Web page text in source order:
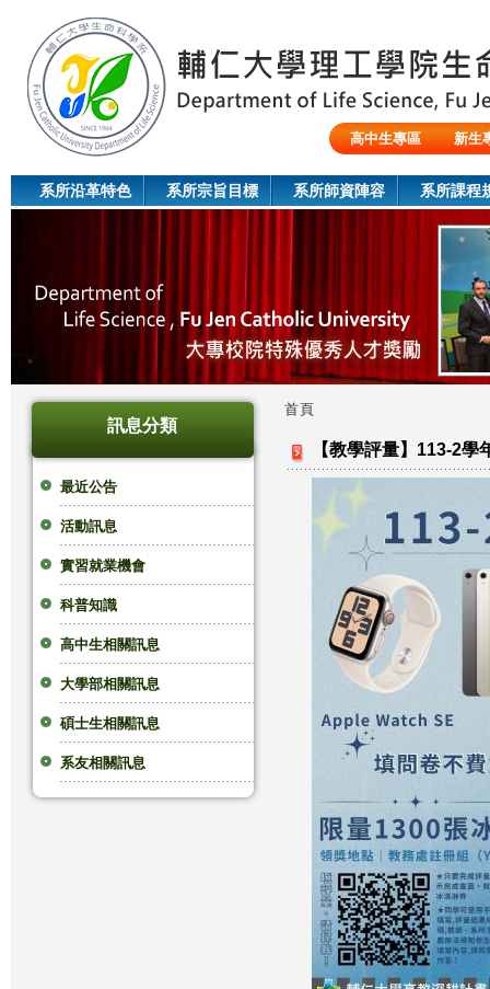
高中生專區
新生
系所沿革特色 系所宗旨目標 系所師資陣容 系所課程
訊息分類
最近公告
活動訊息
實習就業機會
科普知識
高中生相關訊息
大學部相關訊息
碩士生相關訊息
系友相關訊息
您
首頁
【教學評量】113-2